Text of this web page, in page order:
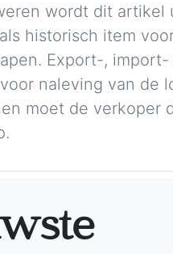
wordt dit artikel
historisch item
Export-,
naleving van de
moet de verkoper